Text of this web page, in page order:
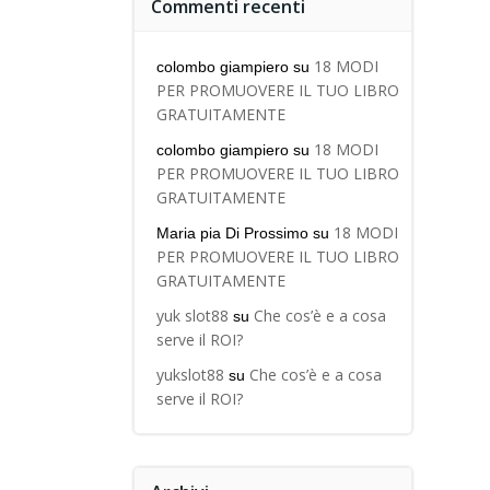
Commenti recenti
colombo giampierosu 18 MODI
PER PROMUOVERE IL TUO LIBRO
GRATUITAMENTE
colombo giampierosu 18 MODI
PER PROMUOVERE IL TUO LIBRO
GRATUITAMENTE
Maria pia Di Prossimosu 18 MODI
PER PROMUOVERE IL TUO LIBRO
GRATUITAMENTE
yuk slot88 su Che cos’è e a cosa
serve il ROI?
yukslot88 su Che cos’è e a cosa
serve il ROI?